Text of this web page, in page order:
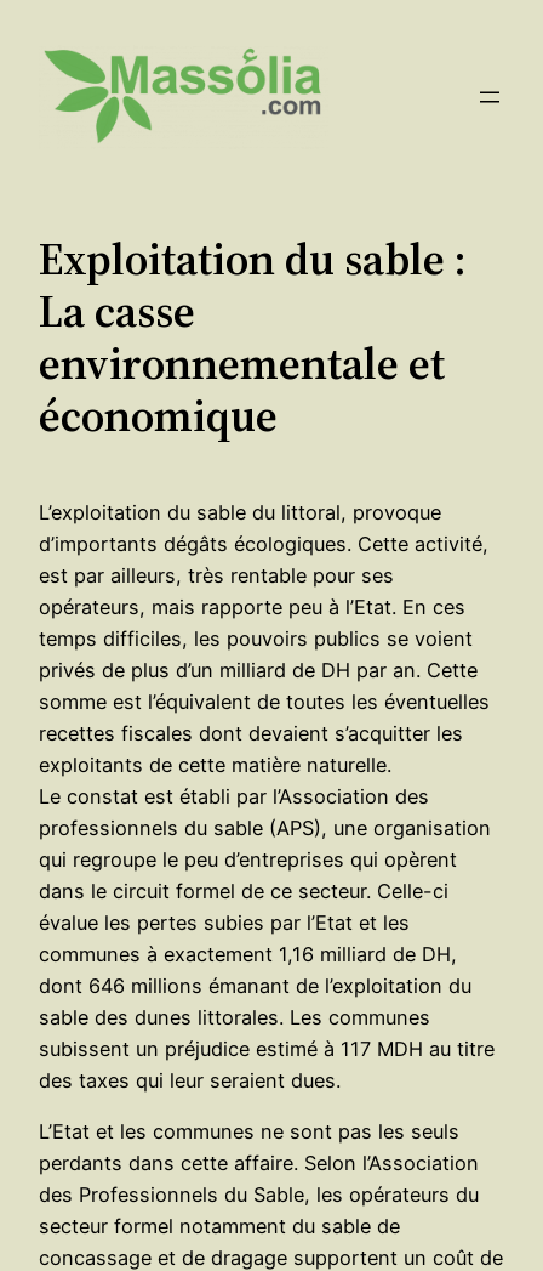
contenu
Exploitation du sable :
La casse
environnementale et
économique
L’exploitation du sable du littoral, provoque
d’importants dégâts écologiques. Cette activité,
est par ailleurs, très rentable pour ses
opérateurs, mais rapporte peu à l’Etat. En ces
temps difficiles, les pouvoirs publics se voient
privés de plus d’un milliard de DH par an. Cette
somme est l’équivalent de toutes les éventuelles
recettes fiscales dont devaient s’acquitter les
exploitants de cette matière naturelle.
Le constat est établi par l’Association des
professionnels du sable (APS), une organisation
qui regroupe le peu d’entreprises qui opèrent
dans le circuit formel de ce secteur. Celle-ci
évalue les pertes subies par l’Etat et les
communes à exactement 1,16 milliard de DH,
dont 646 millions émanant de l’exploitation du
sable des dunes littorales. Les communes
subissent un préjudice estimé à 117 MDH au titre
des taxes qui leur seraient dues.
L’Etat et les communes ne sont pas les seuls
perdants dans cette affaire. Selon l’Association
des Professionnels du Sable, les opérateurs du
secteur formel notamment du sable de
concassage et de dragage supportent un coût de